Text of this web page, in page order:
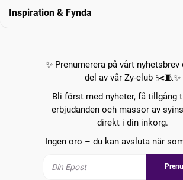
Inspiration & Fynda
✨ Prenumerera på vårt
del av vår Zy-club ✂️🧵✨
Bli först med nyheter, få tillgång
erbjudanden och massor av
direkt i din inkorg.
Ingen oro – du kan avsluta när